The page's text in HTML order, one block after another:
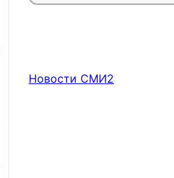
Новости СМИ2